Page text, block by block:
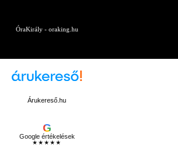
ÓraKirály - oraking.hu
Árukereső.hu
G
Google értékelések
★★★★★